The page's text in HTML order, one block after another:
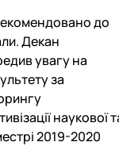
до
Декан
увагу на
за
наукової
2019-2020